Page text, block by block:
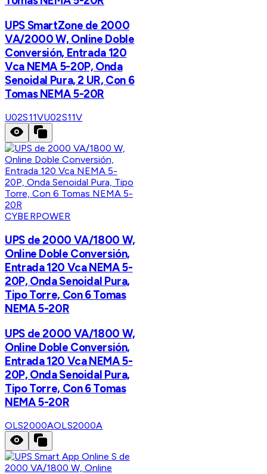
UPS SmartZone de 2000
VA/2000 W, Online Doble
Conversión, Entrada 120
Vca NEMA 5-20P, Onda
Senoidal Pura, 2 UR, Con 6
Tomas NEMA 5-20R
U02S11VU02S11V
CYBERPOWER
UPS de 2000 VA/1800 W,
Online Doble Conversión,
Entrada 120 Vca NEMA 5-
20P, Onda Senoidal Pura,
Tipo Torre, Con 6 Tomas
NEMA 5-20R
UPS de 2000 VA/1800 W,
Online Doble Conversión,
Entrada 120 Vca NEMA 5-
20P, Onda Senoidal Pura,
Tipo Torre, Con 6 Tomas
NEMA 5-20R
OLS2000AOLS2000A